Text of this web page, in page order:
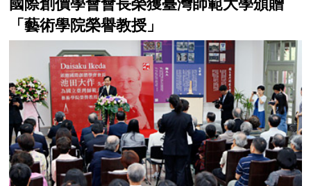
國際創價學會會長榮獲臺灣師範大學頒贈
「藝術學院榮譽教授」